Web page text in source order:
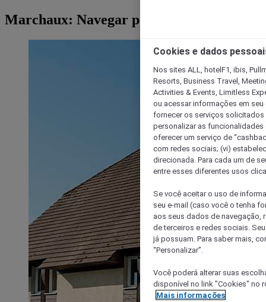
Marchaux: Navegar por hotéis
Cookies e dados
Nos sites ALL, hotelF1, ibis,
Resorts, Business Travel,
Activities & Events, Limitless
ou acessar informações em
fornecer os serviços solicitados
personalizar as
oferecer um serviço de
com redes sociais; (vi)
direcionada. Para cada um de
entre esses diferentes usos
Se você aceitar o uso de
seu e-mail (caso você o tenha
aos seus dados de navegação,
de terceiros e redes sociais.
já possuam. Para saber mais,
“Personalizar”.
Você poderá alterar suas
disponível no link "Cookies" no
Mais informações